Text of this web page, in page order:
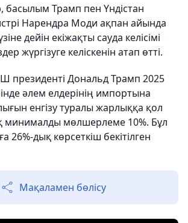
басылым Трамп пен Үндістан
Нарендра Моди ақпан айында
дейін екіжақты сауда келісімі
жүргізуге келіскенін атап өтті.
президенті Дональд Трамп 2025
әлем елдерінің импортына
енгізу туралы жарлыққа қол
минималды мөлшерлеме 10%. Бұл
26%-дық көрсеткіш бекітілген
Мақаламен бөлісу